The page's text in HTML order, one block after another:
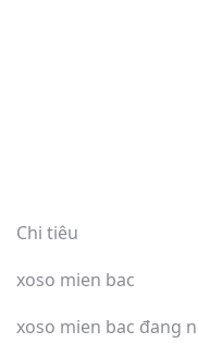
Chi tiêu
xoso mien bac
xoso mien bac đang